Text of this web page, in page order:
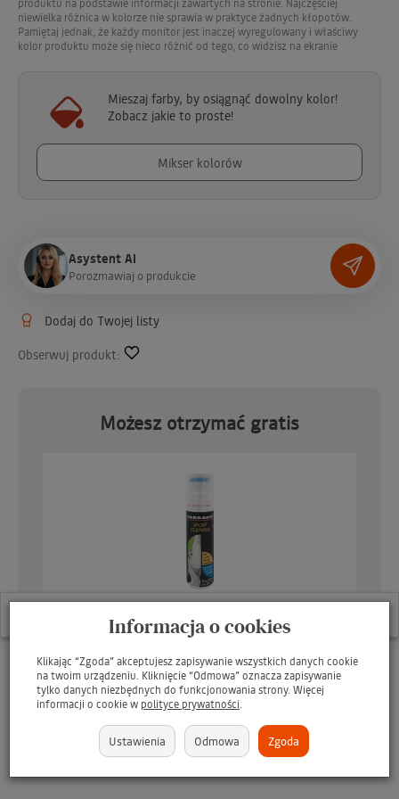
301 - Make Up / Make Up
303 - Gorąca Czekolada / Hot Choco
307 - Głęboka Zieleń / Deep Green
308 - Ciemnozielony / Dark Green
309 - Ciemnoczerwony / Dark Red
311 - Jasnoszary / Light Grey
313 - Głęboki Szary / Deep Grey
godz min sek
produktu na podstawie informacji zawartych na stronie. Najczęściej
niewielka różnica w kolorze nie sprawia w praktyce żadnych kłopotów.
Pamiętaj jednak, że każdy monitor jest inaczej wyregulowany i właściwy
kolor produktu może się nieco różnić od tego, co widzisz na ekranie
Mieszaj farby, by osiągnąć dowolny kolor!
Zobacz jakie to proste!
Mikser kolorów
Asystent AI
Porozmawiaj o produkcie
Dodaj do Twojej listy
Obserwuj produkt:
Możesz otrzymać gratis
TARRAGO Sport Cleaner 75ml / Płyn do czyszczenia obuwia
sportowego - GRATIS
brakuje199 zł
Informacja o cookies
Klikając “Zgoda” akceptujesz zapisywanie wszystkich danych cookie
na twoim urządzeniu. Kliknięcie “Odmowa” oznacza zapisywanie
tylko danych niezbędnych do funkcjonowania strony. Więcej
informacji o cookie w polityce prywatności.
Ustawienia Odmowa Zgoda